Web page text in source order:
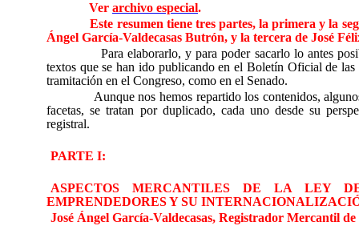
Ver archivo especial.
Este resumen tiene tres partes, la primera y la
Ángel García-Valdecasas Butrón, y la tercera de José
Para elaborarlo, y para poder sacarlo lo antes
textos que se han ido publicando en el Boletín Oficial de las
tramitación en el Congreso, como en el Senado.
Aunque nos hemos repartido los contenidos,
facetas, se tratan por duplicado, cada uno desde su
registral.
PARTE I:
ASPECTOS MERCANTILES DE LA LEY
EMPRENDEDORES Y SU
José Ángel García-Valdecasas, Registrador Mercantil